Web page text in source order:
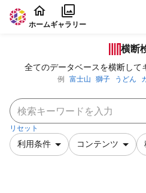
本文に飛ぶ
ホームギャラリー
横断
全てのデータベースを横断して
例 富士山 獅子 うどん
リセット
利用条件 コンテンツ